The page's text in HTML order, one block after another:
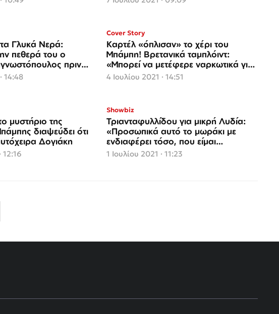
Γλυκά Νερά:
πεθερά του ο
πριν
14:48
Cover Story
Καρτέλ «όπλισαν» το χέρι του
Μπάμπη! Βρετανικά ταμπλόιντ:
«Μπορεί να μετέφερε ναρκωτικά για
καρτέλ»
4 Ιουλίου 2021 · 14:51
μυστήριο της
διαψεύδει ότι
Δογιάκη
12:16
Showbiz
Τριανταφυλλίδου για μικρή Λυδία:
«Προσωπικά αυτό το μωράκι με
ενδιαφέρει τόσο, που είμαι
πρόθυμη…»
1 Ιουλίου 2021 · 11:23